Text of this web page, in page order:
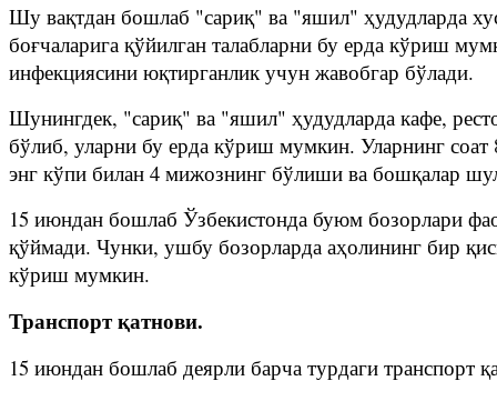
Шу вақтдан бошлаб "сариқ" ва "яшил" ҳудудларда
боғчаларига қўйилган талабларни бу ерда кўриш
инфекциясини юқтирганлик учун жавобгар бўлади.
Шунингдек, "сариқ" ва "яшил" ҳудудларда кафе,
бўлиб, уларни бу ерда кўриш мумкин. Уларнинг
энг кўпи билан 4 мижознинг бўлиши ва бошқалар
15 июндан бошлаб Ўзбекистонда буюм бозорлари
қўймади. Чунки, ушбу бозорларда аҳолининг бир
кўриш мумкин.
Транспорт қатнови.
15 июндан бошлаб деярли барча турдаги транспорт